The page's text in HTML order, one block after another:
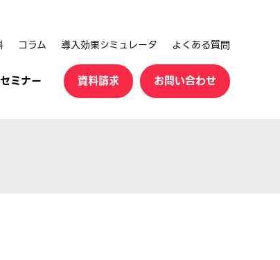
セミナー
コラム 導入効果シミュレータ よくある質問
資料請求 お問い合わせ